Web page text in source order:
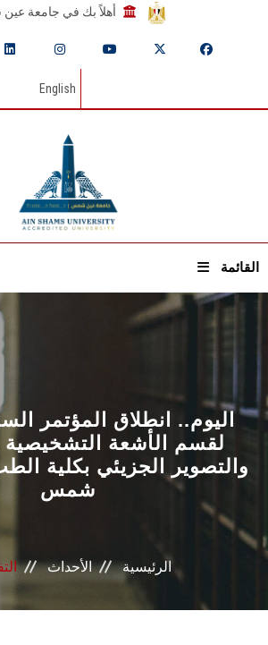
أهلاً بك في جامعة
English
القائمة
اليوم.. انطلاق المؤتمر
لقسم الأشعة التشخيصية
والتصوير الجزيئي بكلية
شمس
الرئيسية الأحداث